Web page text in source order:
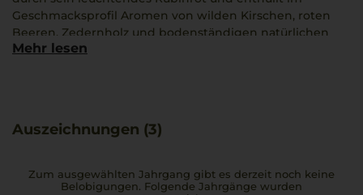
Geschmacksprofil Aromen von wilden Kirschen, roten
Beeren, Zedernholz und bodenständigen natürlichen
Noten. Seine jugendliche Frische macht ihn besonders
Mehr lesen
Auszeichnungen (3)
Zum ausgewählten Jahrgang gibt es derzeit noch keine
Belobigungen. Folgende Jahrgänge wurden